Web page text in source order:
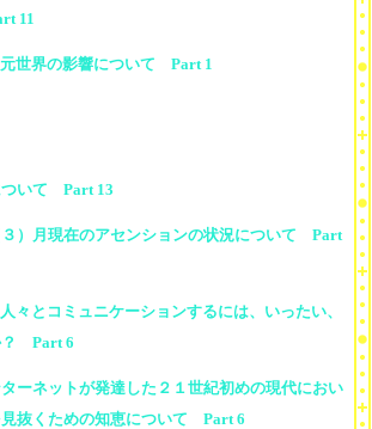
11
世界の影響について Part 1
ついて Part 13
３）月現在のアセンションの状況について Part
々とコミュニケーションするには、いったい、
？ Part 6
ーネットが発達した２１世紀初めの現代におい
抜くための知恵について Part 6